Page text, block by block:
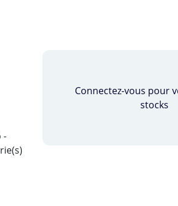
-
Connectez-vous pour
stocks